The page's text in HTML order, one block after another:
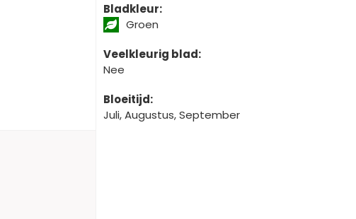
Bladkleur:
Groen
Veelkleurig blad:
Nee
Bloeitijd:
Juli, Augustus, September